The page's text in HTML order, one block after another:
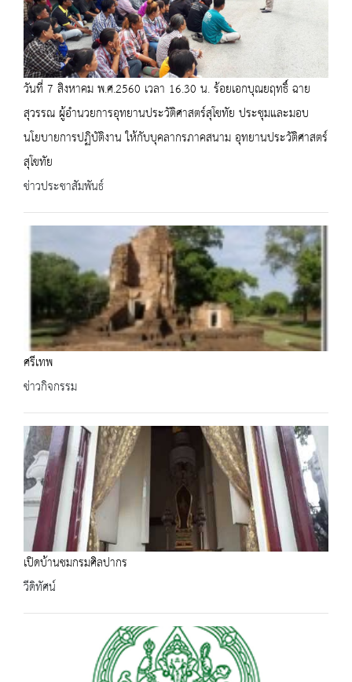
วันที่ 7 สิงหาคม พ.ศ.2560 เวลา 16.30 น. ร้อยเอกบุณยฤทธิ์ ฉาย
สุวรรณ ผู้อำนวยการอุทยานประวัติศาสตร์สุโขทัย ประชุมและมอบ
นโยบายการปฏิบัติงาน ให้กับบุคลากรภาคสนาม อุทยานประวัติศาสตร์
สุโขทัย
ข่าวประชาสัมพันธ์
ศรีเทพ
ข่าวกิจกรรม
เปิดบ้านชมกรมศิลปากร
วีดิทัศน์